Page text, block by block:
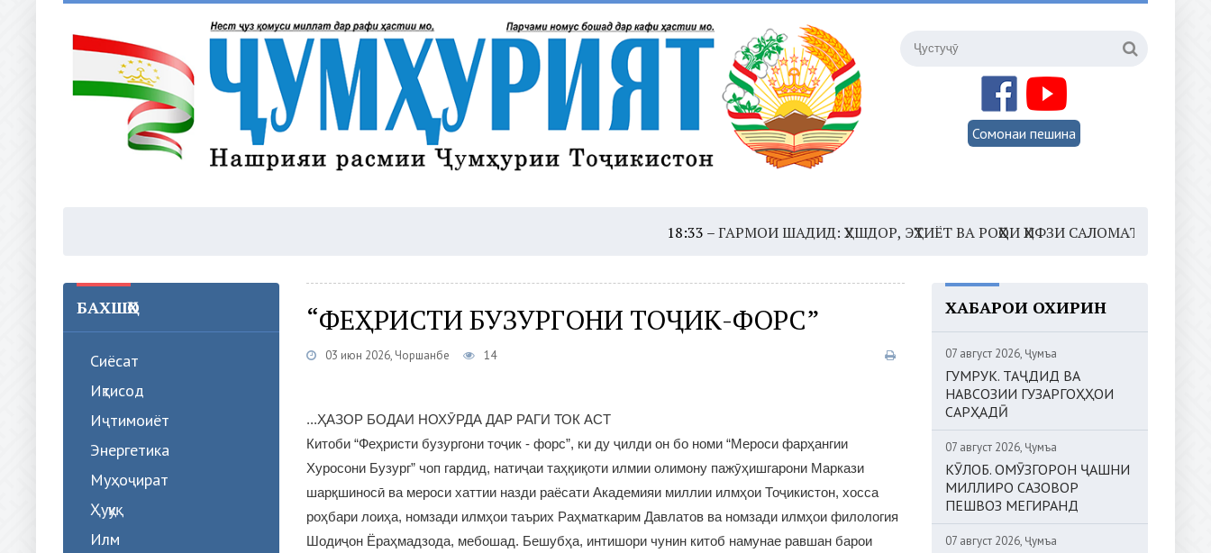
Сомонаи пешина
ГАРМОИ ШАДИД: ҲУШДОР, ЭҲТИЁТ ВА РОҲҲОИ ҲИФЗИ САЛОМАТӢ16:35 –
БАХШҲО
Сиёсат
Иқтисод
Иҷтимоиёт
Энергетика
Муҳоҷират
Ҳуқуқ
Илм
“ФЕҲРИСТИ БУЗУРГОНИ ТОҶИК-ФОРС”
03 июн 2026, Чоршанбе 14
...ҲАЗОР БОДАИ НОХӮРДА ДАР РАГИ ТОК АСТ
Китоби “Феҳристи бузургони тоҷик - форс”, ки ду ҷилди он бо номи “Мероси фарҳангии
Хуросони Бузург” чоп гардид, натиҷаи таҳқиқоти илмии олимону пажӯҳишгарони Маркази
шарқшиносӣ ва мероси хаттии назди раёсати Академияи миллии илмҳои Тоҷикистон, хосса
роҳбари лоиҳа, номзади илмҳои таърих Раҳматкарим Давлатов ва номзади илмҳои филология
Шодиҷон Ёраҳмадзода, мебошад. Бешубҳа, интишори чунин китоб намунае равшан барои
ХАБАРҲОИ ОХИРИН
07 август 2026, Ҷумъа
ГУМРУК. ТАҶДИД ВА
НАВСОЗИИ ГУЗАРГОҲҲОИ
САРҲАДӢ
07 август 2026, Ҷумъа
КӮЛОБ. ОМӮЗГОРОН ҶАШНИ
МИЛЛИРО САЗОВОР
ПЕШВОЗ МЕГИРАНД
07 август 2026, Ҷумъа